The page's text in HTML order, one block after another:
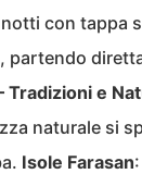
con tappa
partendo
Tradizioni e
naturale si
Isole Farasan